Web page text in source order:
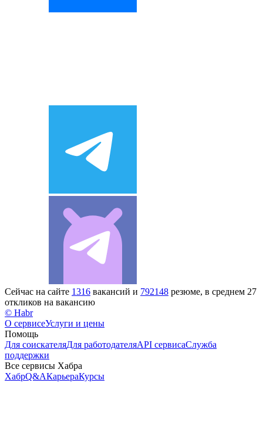
Сейчас на сайте 1316 вакансий и 792148 резюме, в среднем 27
откликов на вакансию
© Habr
О сервисеУслуги и цены
Помощь
Для соискателяДля работодателяAPI сервисаСлужба
поддержки
Все сервисы Хабра
ХабрQ&AКарьераКурсы